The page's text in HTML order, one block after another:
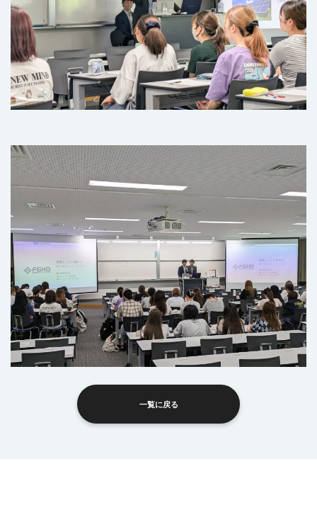
一覧に戻る